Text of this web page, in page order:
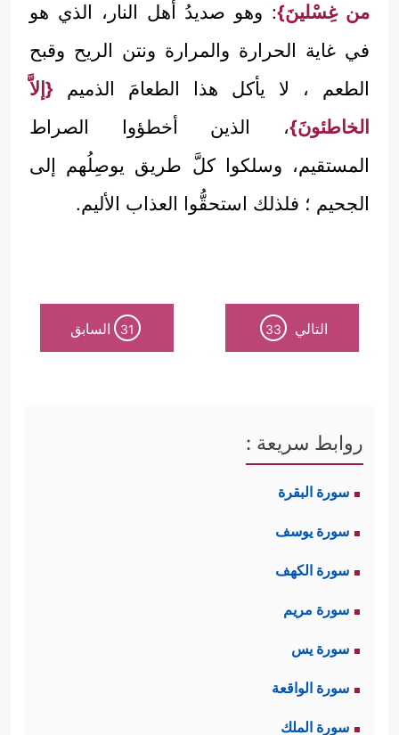
من غِسْلينَ}: وهو صديدُ أهل النار، الذي هو
في غاية الحرارة والمرارة ونتن الريح وقبح
الطعم ، لا يأكل هذا الطعامَ الذميم {إلاَّ
الخاطئونَ}، الذين أخطؤوا الصراط
المستقيم، وسلكوا كلَّ طريق يوصِلُهم إلى
الجحيم ؛ فلذلك استحقُّوا العذاب الأليم.
التالي 33
31 السابق
روابط سريعة :
سورة البقرة
سورة يوسف
سورة الكهف
سورة مريم
سورة يس
سورة الواقعة
سورة الملك